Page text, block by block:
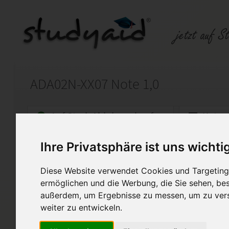
Ihre Privatsphäre ist uns
Diese Website verwendet Cookies und
ermöglichen und die Werbung, die Sie sehen,
außerdem, um Ergebnisse zu messen, um zu
weiter zu entwickeln.
ADA02N-XX07 Note 1,0
Auf StudyAid.de verkaufen
Startseite Sonstiges
ADA2N Note 1,0
Die Lösung wurde von mir
Bitte nur als Hilfestellung
Note 1,0